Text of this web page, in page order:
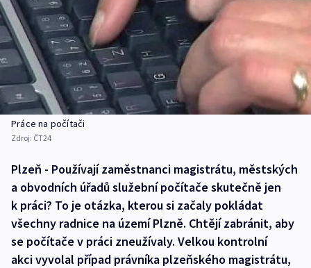
Práce na počítači
Zdroj: ČT24
Plzeň - Používají zaměstnanci magistrátu, městských
a obvodních úřadů služební počítače skutečně jen
k práci? To je otázka, kterou si začaly pokládat
všechny radnice na území Plzně. Chtějí zabránit, aby
se počítače v práci zneužívaly. Velkou kontrolní
akci vyvolal případ právníka plzeňského magistrátu,